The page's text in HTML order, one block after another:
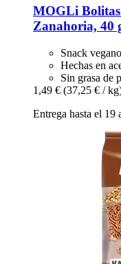
MOGLi
Zanahoria, 40
Snack
Hechas en
Sin grasa de
1,49 € (37,25 € /
Entrega hasta el 19